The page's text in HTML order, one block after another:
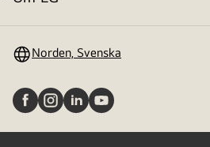
menyväxling
Norden, Svenska